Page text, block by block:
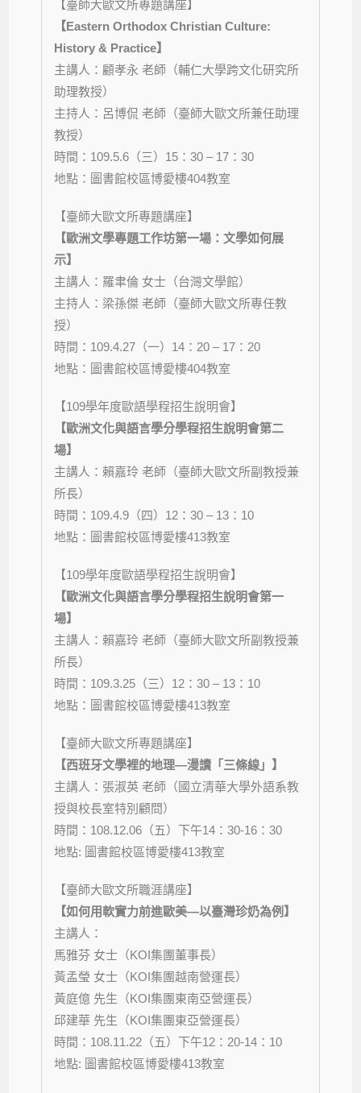
【臺師大歐文所專題講座】
【Eastern Orthodox Christian Culture:
History & Practice】
主講人：顧孝永 老師（輔仁大學跨文化研究所
助理教授）
主持人：呂博侃 老師（臺師大歐文所兼任助理
教授）
時間： 109.5.6 （三） 15 ：30– 17 ：30
地點：圖書館校區博愛樓404教室
【臺師大歐文所專題講座】
【歐洲文學專題工作坊第一場：文學如何展
示】
主講人：羅聿倫 女士（台灣文學館）
主持人：梁孫傑 老師（臺師大歐文所專任教
授）
時間： 109.4.27 （一） 14 ：20– 17 ：20
地點：圖書館校區博愛樓404教室
【109學年度歐語學程招生說明會】
【歐洲文化與語言學分學程招生說明會第二
場】
主講人：賴嘉玲 老師（臺師大歐文所副教授兼
所長）
時間： 109.4.9 （四） 12 ：30 – 13 ：10
地點：圖書館校區博愛樓413教室
【109學年度歐語學程招生說明會】
【歐洲文化與語言學分學程招生說明會第一
場】
主講人：賴嘉玲 老師（臺師大歐文所副教授兼
所長）
時間： 109.3.25 （三） 12 ：30 – 13 ：10
地點：圖書館校區博愛樓413教室
【臺師大歐文所專題講座】
【西班牙文學裡的地理—漫讀「三條線」】
主講人：張淑英 老師（國立清華大學外語系教
授與校長室特別顧問）
時間： 108.12.06 （五）下午14 ：30-16 ：30
地點: 圖書館校區博愛樓413教室
【臺師大歐文所職涯講座】
【如何用軟實力前進歐美—以臺灣珍奶為例】
主講人：
馬雅芬 女士（KOI集團董事長）
黃孟瑩 女士（KOI集團越南營運長）
黃庭億 先生（KOI集團東南亞營運長）
邱建華 先生（KOI集團東亞營運長）
時間： 108.11.22 （五）下午12 ：20-14 ：10
地點: 圖書館校區博愛樓413教室